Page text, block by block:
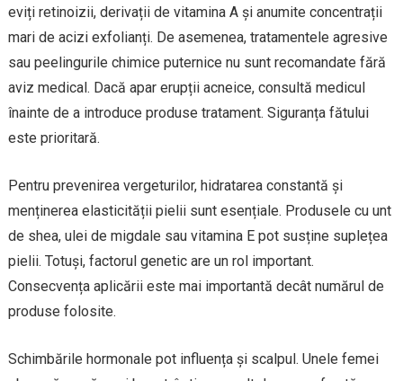
eviți retinoizii, derivații de vitamina A și anumite concentrații
mari de acizi exfolianți. De asemenea, tratamentele agresive
sau peelingurile chimice puternice nu sunt recomandate fără
aviz medical. Dacă apar erupții acneice, consultă medicul
înainte de a introduce produse tratament. Siguranța fătului
este prioritară.
Pentru prevenirea vergeturilor, hidratarea constantă și
menținerea elasticității pielii sunt esențiale. Produsele cu unt
de shea, ulei de migdale sau vitamina E pot susține suplețea
pielii. Totuși, factorul genetic are un rol important.
Consecvența aplicării este mai importantă decât numărul de
produse folosite.
Schimbările hormonale pot influența și scalpul. Unele femei